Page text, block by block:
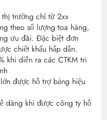
trường chỉ từ 2xx
theo số lượng toa hàng,
ưu đãi. Đặc biệt đơn
chiết khấu hấp dẫn.
khi diễn ra các CTKM tri
được hỗ trợ bảng hiệu
dàng khi được công ty hỗ